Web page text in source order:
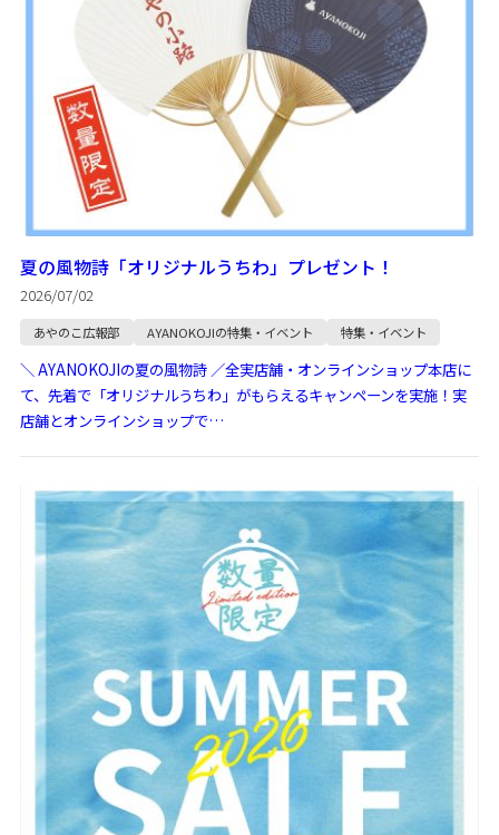
夏の風物詩「オリジナルうちわ」プレゼント！
2026/07/02
あやのこ広報部 AYANOKOJIの特集・イベント 特集・イベント
＼ AYANOKOJIの夏の風物詩 ／全実店舗・オンラインショップ本店に
て、先着で「オリジナルうちわ」がもらえるキャンペーンを実施！実
店舗とオンラインショップで…